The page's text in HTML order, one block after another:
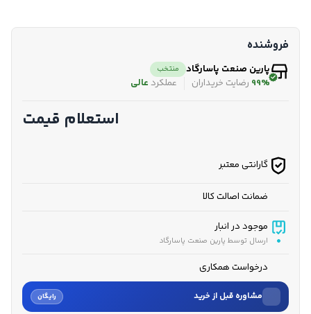
فروشنده
پارین صنعت پاسارگاد منتخب
99% رضایت خریداران عملکرد عالی
استعلام قیمت
گارانتی معتبر
ضمانت اصالت کالا
موجود در انبار
ارسال توسط پارین صنعت پاسارگاد
درخواست همکاری
مشاوره قبل از خرید رایگان